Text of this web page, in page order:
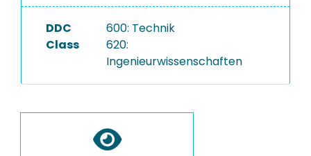
DDC
Class
600: Technik
620:
Ingenieurwissenschaften